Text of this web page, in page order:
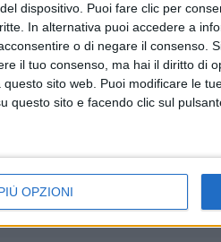
dispositivo. Puoi fare clic per
In alternativa puoi accedere a
o di negare il consenso.
il tuo consenso, ma hai il diritto di
sito web. Puoi modificare le
questo sito e facendo clic sul
OPZIONI
così le loro
per accrescere il proprio
Bisceglie,